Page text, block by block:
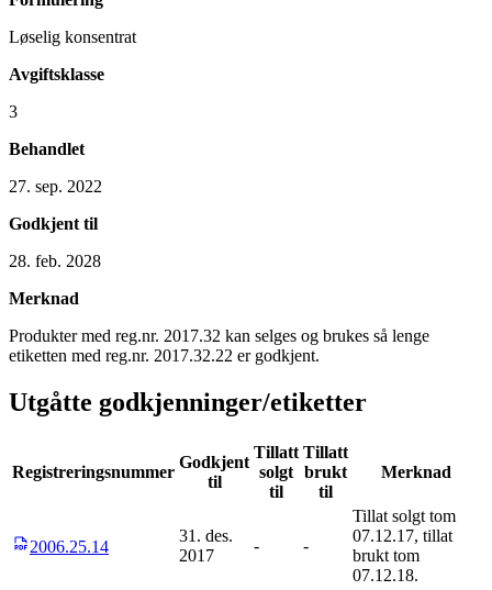
Løselig konsentrat
Avgiftsklasse
3
Behandlet
27. sep. 2022
Godkjent til
28. feb. 2028
Merknad
Produkter med reg.nr. 2017.32 kan selges og brukes så lenge
etiketten med reg.nr. 2017.32.22 er godkjent.
Utgåtte godkjenninger/etiketter
Registreringsnummer
Godkjent
til
Tillatt
solgt
til
Tillatt
brukt
til
Merknad
2006.25.14
31. des.
2017
- -
Tillat solgt tom
07.12.17, tillat
brukt tom
07.12.18.